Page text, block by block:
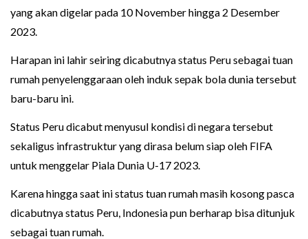
yang akan digelar pada 10 November hingga 2 Desember
2023.
Harapan ini lahir seiring dicabutnya status Peru sebagai tuan
rumah penyelenggaraan oleh induk sepak bola dunia tersebut
baru-baru ini.
Status Peru dicabut menyusul kondisi di negara tersebut
sekaligus infrastruktur yang dirasa belum siap oleh FIFA
untuk menggelar Piala Dunia U-17 2023.
Karena hingga saat ini status tuan rumah masih kosong pasca
dicabutnya status Peru, Indonesia pun berharap bisa ditunjuk
sebagai tuan rumah.